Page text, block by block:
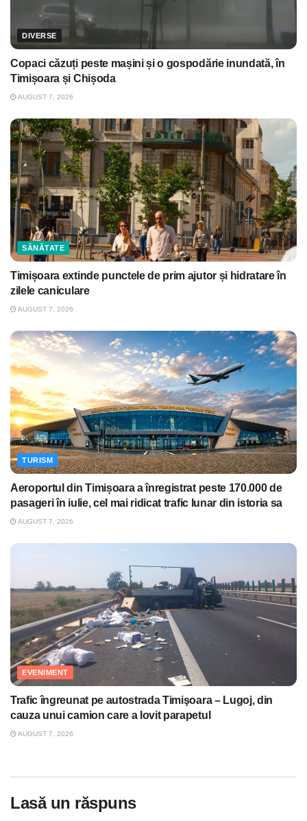
DIVERSE
Copaci căzuți peste mașini și o gospodărie inundată, în
Timișoara și Chișoda
AUGUST 7, 2026
SĂNĂTATE
Timișoara extinde punctele de prim ajutor și hidratare în
zilele caniculare
AUGUST 7, 2026
TURISM
Aeroportul din Timișoara a înregistrat peste 170.000 de
pasageri în iulie, cel mai ridicat trafic lunar din istoria sa
AUGUST 7, 2026
EVENIMENT
Trafic îngreunat pe autostrada Timişoara – Lugoj, din
cauza unui camion care a lovit parapetul
AUGUST 7, 2026
Lasă un răspuns